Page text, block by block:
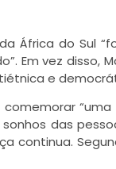
África do Sul
Em vez disso,
e
das
continua.